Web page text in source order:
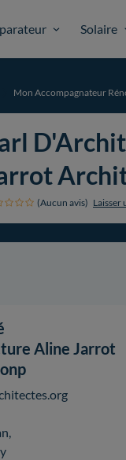
Solaire
Mon Accompagnateur
(Aucun avis) Laisser
Aline Jarrot